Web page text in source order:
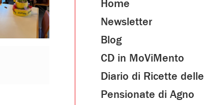
Home
Newsletter
Blog
CD in MoViMento
Diario di Ricette delle
Pensionate di Agno